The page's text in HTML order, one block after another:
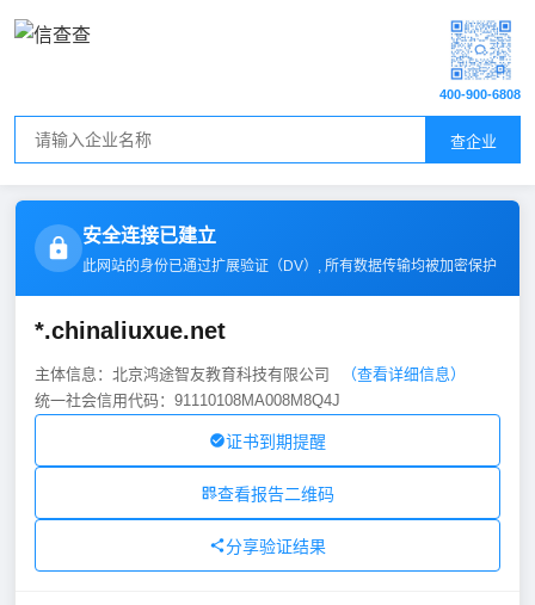
查企业
400-900-6808
安全连接已建立
此网站的身份已通过扩展验证（DV）, 所有数据传输均被加密保护
*.chinaliuxue.net
主体信息：北京鸿途智友教育科技有限公司
（查看详细信息）
统一社会信用代码：91110108MA008M8Q4J
证书到期提醒
查看报告二维码
分享验证结果